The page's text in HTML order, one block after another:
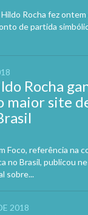
Rocha fez
de partida
Rocha
maior site
Foco, referência na
no Brasil, publicou
sobre...
2018